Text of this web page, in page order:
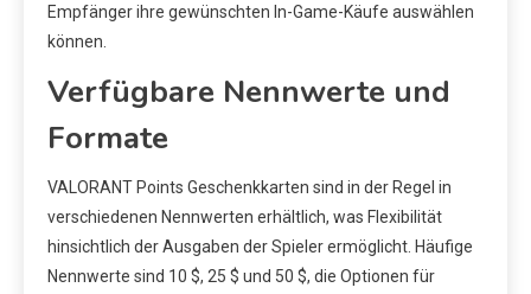
Empfänger ihre gewünschten In-Game-Käufe auswählen
können.
Verfügbare Nennwerte und
Formate
VALORANT Points Geschenkkarten sind in der Regel in
verschiedenen Nennwerten erhältlich, was Flexibilität
hinsichtlich der Ausgaben der Spieler ermöglicht. Häufige
Nennwerte sind 10 $, 25 $ und 50 $, die Optionen für